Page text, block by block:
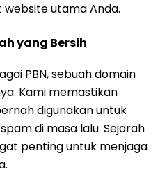
utama Anda.
yang Bersih
PBN, sebuah domain
Kami memastikan
digunakan untuk
di masa lalu. Sejarah
penting untuk menjaga